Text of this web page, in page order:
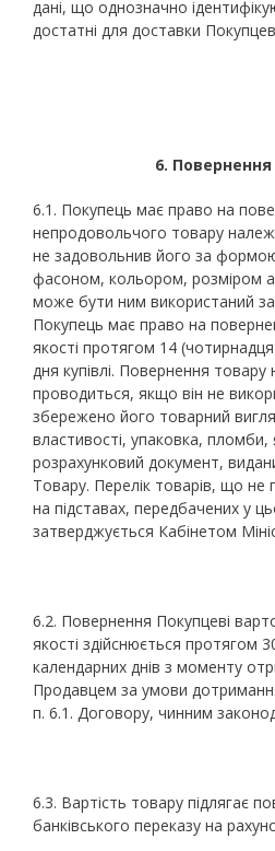
дані, що однозначно
достатні для доставки
6.
6.1. Покупець має право на
непродовольчого товару
не задовольнив його за
фасоном, кольором, розміром
може бути ним використаний
Покупець має право на
якості протягом 14
дня купівлі. Повернення товару
проводиться, якщо він не
збережено його товарний
властивості, упаковка,
розрахунковий документ,
Товару. Перелік товарів, що не
на підставах, передбачених у
затверджується Кабінетом
6.2. Повернення Покупцеві
якості здійснюється протягом
календарних днів з моменту
Продавцем за умови
п. 6.1. Договору, чинним
6.3. Вартість товару підлягає
банківського переказу на